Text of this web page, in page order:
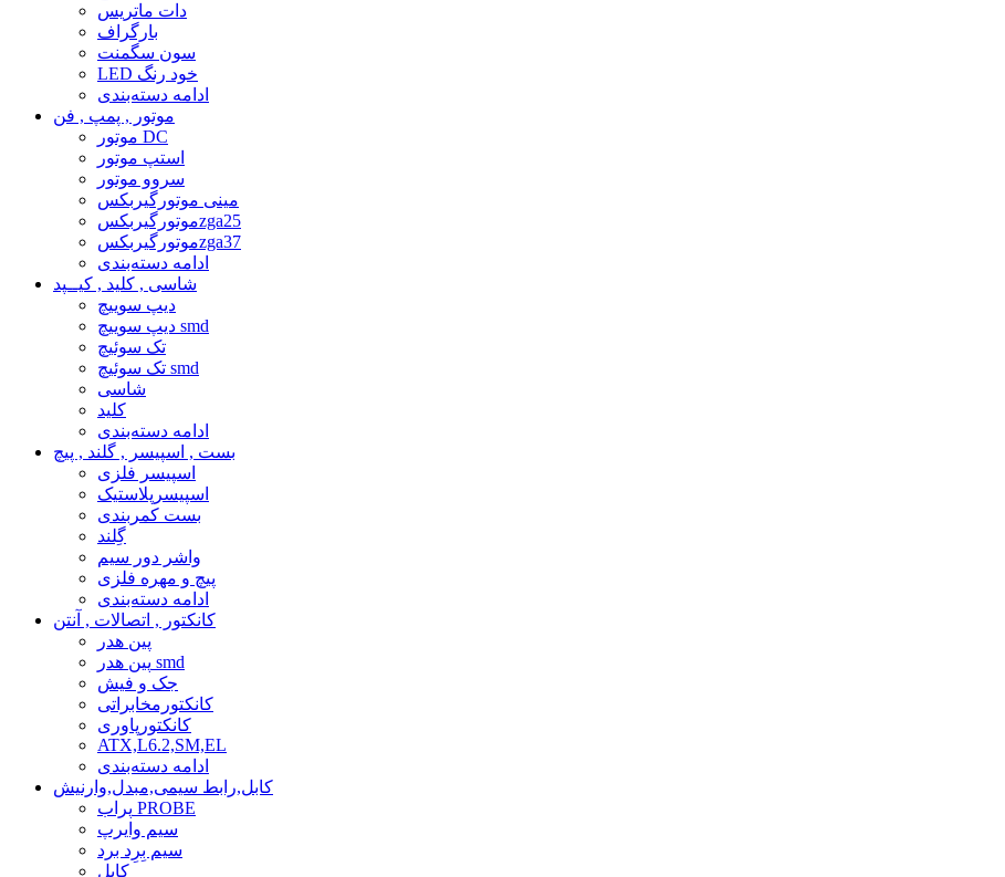
دات ماتریس
بارگراف
سون سگمنت
LED خود رنگ
ادامه دسته‌بندی
موتور , پمپ , فن
موتور DC
استپ موتور
سروو موتور
مینی موتورگیربکس
موتورگیربکسzga25
موتورگیربکسzga37
ادامه دسته‌بندی
شاسی , کلید , کیــپد
دیپ سوییچ
دیپ سوییچ smd
تک سوئیچ
تک سوئیچ smd
شاسی
کلید
ادامه دسته‌بندی
بست , اسپیسر , گلند , پیچ
اسپیسر فلزی
اسپیسرپلاستیک
بست کمربندی
گِلند
واشر دور سیم
پیچ و مهره فلزی
ادامه دسته‌بندی
کانکتور , اتصالات , آنتن
پین هدر
پین هدر smd
جک و فیش
کانکتورمخابراتی
کانکتورپاوری
ATX,L6.2,SM,EL
ادامه دسته‌بندی
کابل,رابط سیمی,مبدل,وارنیش
پراب PROBE
سیم وایرپ
سیم بِرِد برد
کابل